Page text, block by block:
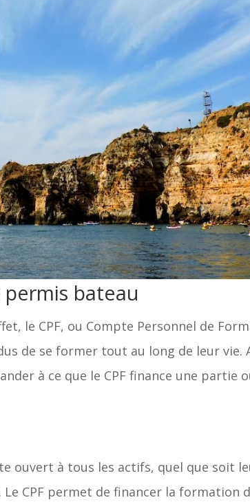
bateau
le CPF, ou Compte Personnel de
de se former tout au long de leur vie.
à ce que le CPF finance une partie
ouvert à tous les actifs, quel que soit
CPF permet de financer la formation